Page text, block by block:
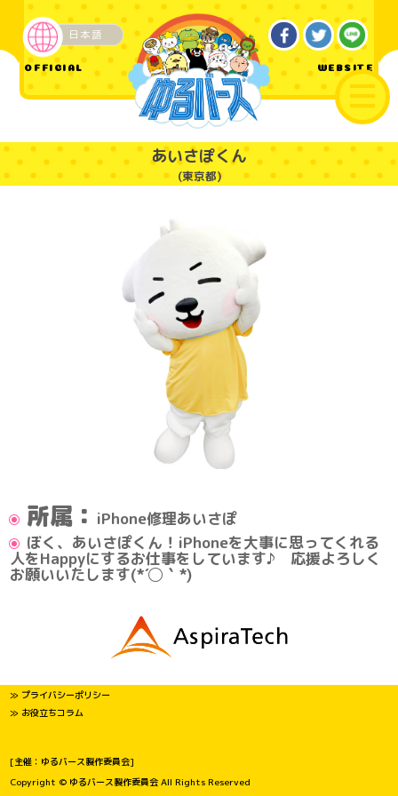
OFFICIAL WEBSITE
日本語
企業・その他
あいさぽくん
(東京都)
所属： iPhone修理あいさぽ
ぼく、あいさぽくん！iPhoneを大事に思ってくれる
人をHappyにするお仕事をしています♪ 応援よろしく
お願いいたします(*´◯｀*)
≫ プライバシーポリシー
≫ お役立ちコラム
[主催：ゆるバース製作委員会]
Copyright © ゆるバース製作委員会 All Rights Reserved